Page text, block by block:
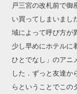
戸三宮の改札前で御
い買ってしまいまし
域によって呼び方が
少し早めにホテルに
ひとでなし」のアニ
した．ずっと友達か
らということでこの